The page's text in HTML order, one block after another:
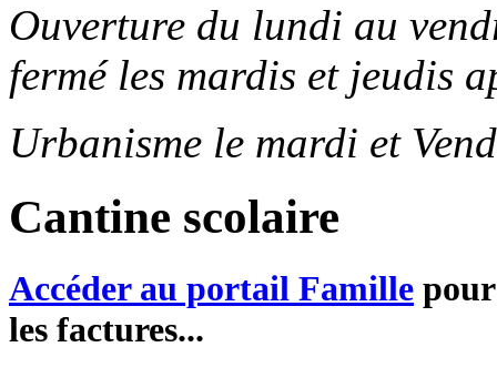
Ouverture du lundi au
fermé les mardis et jeudis
Urbanisme le mardi et
Cantine scolaire
Accéder au portail Famille
les factures...